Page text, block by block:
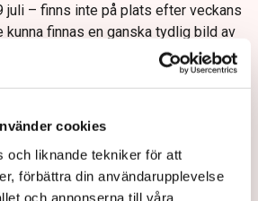
cookies
och liknande tekniker för att
förbättra din användarupplevelse
och annonserna till våra
juli – finns inte på plats efter veckans
finnas en ganska tydlig bild av
mandat att förhandla för